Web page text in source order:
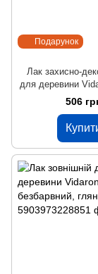
Подарунок
Лак захисно-
для деревини
L01 безбарвний,
506